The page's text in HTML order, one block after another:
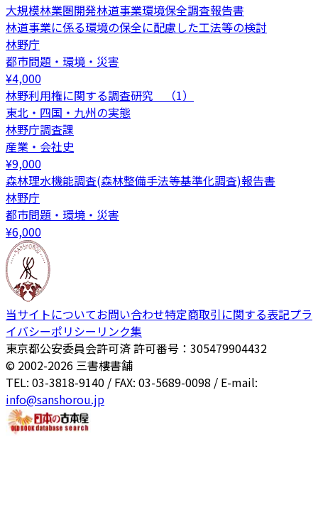
大規模林業圏開発林道事業環境保全調査報告書
林道事業に係る環境の保全に配慮した工法等の検討
林野庁
都市問題・環境・災害
¥4,000
林野利用権に関する調査研究 （1）
東北・四国・九州の実態
林野庁調査課
産業・会社史
¥9,000
森林理水機能調査(森林整備手法等基準化調査)報告書
林野庁
都市問題・環境・災害
¥6,000
当サイトについてお問い合わせ特定商取引に関する表記プラ
イバシーポリシー リンク集
東京都公安委員会許可済 許可番号：305479904432
© 2002-2026 三書樓書舗
TEL: 03-3818-9140 / FAX: 03-5689-0098 / E-mail:
info@sanshorou.jp